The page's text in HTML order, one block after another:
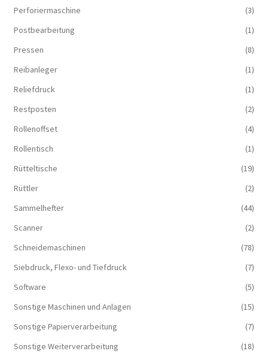
Perforiermaschine
(3)
Postbearbeitung
(1)
Pressen
(8)
Reibanleger
(1)
Reliefdruck
(1)
Restposten
(2)
Rollenoffset
(4)
Rollentisch
(1)
Rütteltische
(19)
Rüttler
(2)
Sammelhefter
(44)
Scanner
(2)
Schneidemaschinen
(78)
Siebdruck, Flexo- und Tiefdruck
(7)
Software
(5)
Sonstige Maschinen und Anlagen
(15)
Sonstige Papierverarbeitung
(7)
Sonstige Weiterverarbeitung
(18)